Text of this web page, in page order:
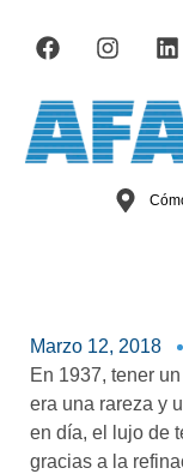
Marzo 12, 2018
En 1937, tener
era una rareza y
en día, el lujo de
gracias a la